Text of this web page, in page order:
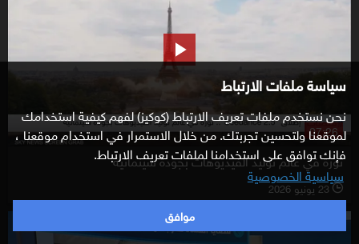
سياسة ملفات الارتباط
نحن نستخدم ملفات تعريف الارتباط (كوكيز) لفهم كيفية استخدامك
لموقعنا ولتحسين تجربتك. من خلال الاستمرار في استخدام موقعنا ،
فإنك توافق على استخدامنا لملفات تعريف الارتباط.
سياسية الخصوصية
موافق
07:26
ثورة في عالم توليد الفيديوهات بجودة سينمائية
l 23 يونيو 2026